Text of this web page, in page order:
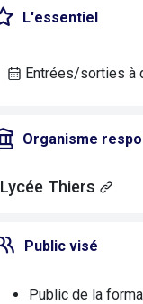
L'essentiel
Entrées/sorties à
Organisme
Lycée Thiers
Public visé
Public de la